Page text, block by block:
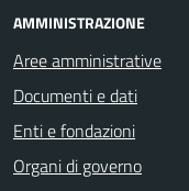
AMMINISTRAZIONE
Aree amministrative
Documenti e dati
Enti e fondazioni
Organi di governo